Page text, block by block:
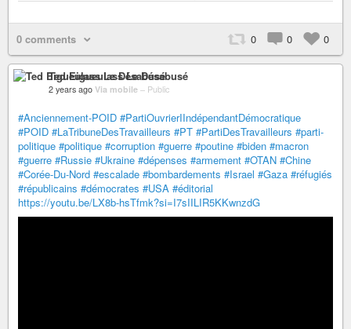
0 comments 0 0 0
Ted Eigueulass Le Désabusé
2 years ago Via mobile – Public
#Anciennement-POID #PartiOuvrierIIndépendantDémocratique
#POID #LaTribuneDesTravailleurs #PT #PartiDesTravailleurs #parti-
politique #politique #corruption #guerre #poutine #biden #macron
#guerre #Russie #Ukraine #dépenses #armement #OTAN #Chine
#Corée-Du-Nord #escalade #bombardements #Israel #Gaza #réfugiés
#républicains #démocrates #USA #éditorial
https://youtu.be/LX8b-hsTfmk?si=I7sIILIR5KKwnzdG